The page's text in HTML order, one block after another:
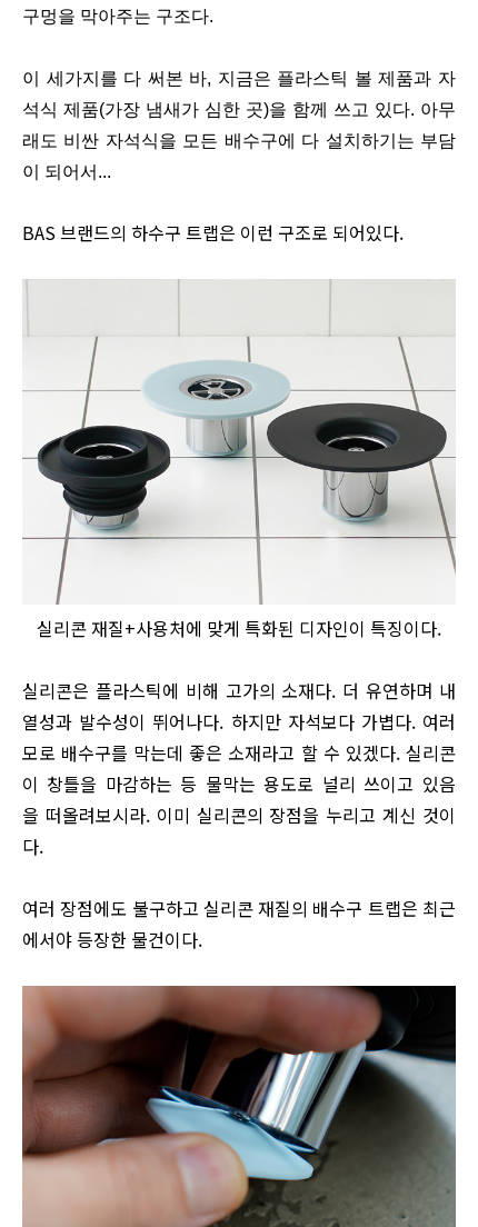
구멍을 막아주는 구조다.
이 세가지를 다 써본 바, 지금은 플라스틱 볼 제품과 자
석식 제품(가장 냄새가 심한 곳)을 함께 쓰고 있다. 아무
래도 비싼 자석식을 모든 배수구에 다 설치하기는 부담
이 되어서...
BAS 브랜드의 하수구 트랩은 이런 구조로 되어있다.
실리콘 재질+사용처에 맞게 특화된 디자인이 특징이다.
실리콘은 플라스틱에 비해 고가의 소재다. 더 유연하며 내
열성과 발수성이 뛰어나다. 하지만 자석보다 가볍다. 여러
모로 배수구를 막는데 좋은 소재라고 할 수 있겠다. 실리콘
이 창틀을 마감하는 등 물막는 용도로 널리 쓰이고 있음
을 떠올려보시라. 이미 실리콘의 장점을 누리고 계신 것이
다.
여러 장점에도 불구하고 실리콘 재질의 배수구 트랩은 최근
에서야 등장한 물건이다.